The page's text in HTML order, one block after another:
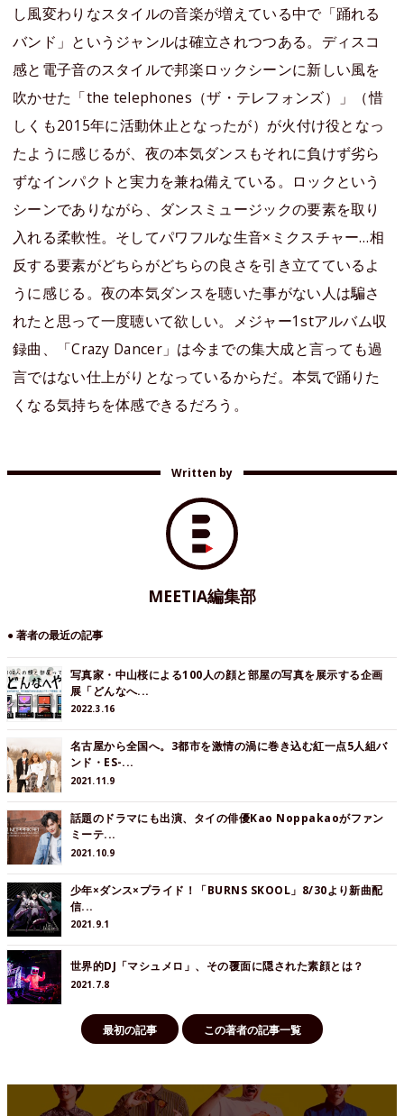
し風変わりなスタイルの音楽が増えている中で「踊れる
バンド」というジャンルは確立されつつある。ディスコ
感と電子音のスタイルで邦楽ロックシーンに新しい風を
吹かせた「the telephones（ザ・テレフォンズ）」（惜
しくも2015年に活動休止となったが）が火付け役となっ
たように感じるが、夜の本気ダンスもそれに負けず劣ら
ずなインパクトと実力を兼ね備えている。ロックという
シーンでありながら、ダンスミュージックの要素を取り
入れる柔軟性。そしてパワフルな生音×ミクスチャー…相
反する要素がどちらがどちらの良さを引き立てているよ
うに感じる。夜の本気ダンスを聴いた事がない人は騙さ
れたと思って一度聴いて欲しい。メジャー1stアルバム収
録曲、「Crazy Dancer」は今までの集大成と言っても過
言ではない仕上がりとなっているからだ。本気で踊りた
くなる気持ちを体感できるだろう。
Written by
MEETIA編集部
● 著者の最近の記事
写真家・中山桜による100人の顔と部屋の写真を展示する企画
展「どんなへ...
2022.3.16
名古屋から全国へ。3都市を激情の渦に巻き込む紅一点5人組バ
ンド・ES-...
2021.11.9
話題のドラマにも出演、タイの俳優Kao Noppakaoがファン
ミーテ...
2021.10.9
少年×ダンス×プライド！「BURNS SKOOL」8/30より新曲配
信...
2021.9.1
世界的DJ「マシュメロ」、その覆面に隠された素顔とは？
2021.7.8
最初の記事 この著者の記事一覧